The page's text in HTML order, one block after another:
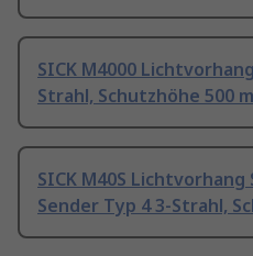
SICK M4000
Strahl, Schutzhöhe 500
SICK M40S
Sender Typ 4 3-Strahl,